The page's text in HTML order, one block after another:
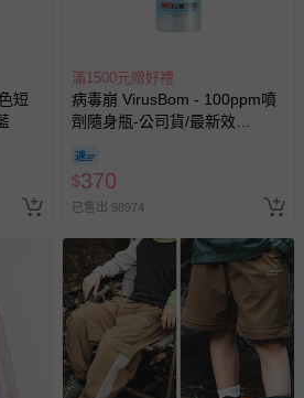
訂房等服務。
，可詳見：退換貨 & 退款問題
運送僅限台灣本島。如您位於離島地
或須依據商品需加收離島運費。廠商
。離島、偏遠地區、樓層親送等加價
，可於訂單個人資料內的查詢訂單內，
正常流程檢查是否完好，若商品遇瑕疵
新品或退貨，請見：退貨的辦理流程。
商品訂購與資訊、購物流程、付款方
短
滿1500元贈好禮
病毒崩 VirusBom - 100ppm噴
劑隨身瓶-公司貨/最新效
$370
已售出 98974